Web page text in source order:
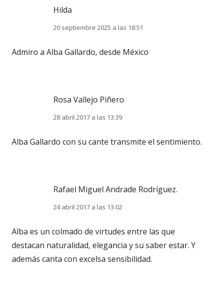
Hilda
20 septiembre 2025 a las 18:51
Admiro a Alba Gallardo, desde México
Rosa Vallejo Piñero
28 abril 2017 a las 13:39
Alba Gallardo con su cante transmite el sentimiento.
Rafael Miguel Andrade Rodríguez.
24 abril 2017 a las 13:02
Alba es un colmado de virtudes entre las que
destacan naturalidad, elegancia y su saber estar. Y
además canta con excelsa sensibilidad.